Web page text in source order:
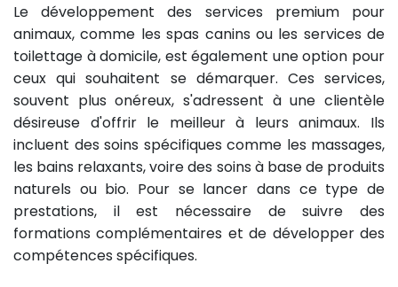
Le développement des services premium pour
animaux, comme les spas canins ou les services de
toilettage à domicile, est également une option pour
ceux qui souhaitent se démarquer. Ces services,
souvent plus onéreux, s'adressent à une clientèle
désireuse d'offrir le meilleur à leurs animaux. Ils
incluent des soins spécifiques comme les massages,
les bains relaxants, voire des soins à base de produits
naturels ou bio. Pour se lancer dans ce type de
prestations, il est nécessaire de suivre des
formations complémentaires et de développer des
compétences spécifiques.